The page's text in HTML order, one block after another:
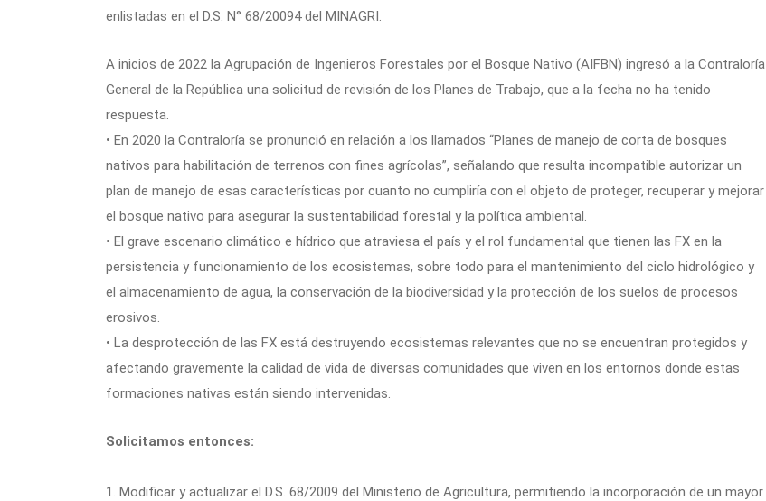
enlistadas en el D.S. N° 68/20094 del MINAGRI.
A inicios de 2022 la Agrupación de Ingenieros Forestales por el Bosque Nativo (AIFBN) ingresó a la Contraloría
General de la República una solicitud de revisión de los Planes de Trabajo, que a la fecha no ha tenido
respuesta.
• En 2020 la Contraloría se pronunció en relación a los llamados “Planes de manejo de corta de bosques
nativos para habilitación de terrenos con fines agrícolas”, señalando que resulta incompatible autorizar un
plan de manejo de esas características por cuanto no cumpliría con el objeto de proteger, recuperar y mejorar
el bosque nativo para asegurar la sustentabilidad forestal y la política ambiental.
• El grave escenario climático e hídrico que atraviesa el país y el rol fundamental que tienen las FX en la
persistencia y funcionamiento de los ecosistemas, sobre todo para el mantenimiento del ciclo hidrológico y
el almacenamiento de agua, la conservación de la biodiversidad y la protección de los suelos de procesos
erosivos.
• La desprotección de las FX está destruyendo ecosistemas relevantes que no se encuentran protegidos y
afectando gravemente la calidad de vida de diversas comunidades que viven en los entornos donde estas
formaciones nativas están siendo intervenidas.
Solicitamos entonces:
1. Modificar y actualizar el D.S. 68/2009 del Ministerio de Agricultura, permitiendo la incorporación de un mayor